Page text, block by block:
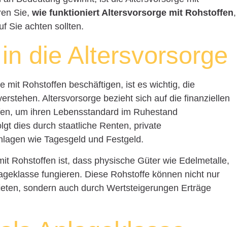
Sie,wie funktioniert Altersvorsorge mit Rohstoffen,
Sie achten sollten.
die Altersvorsorge
mit Rohstoffen beschäftigen, ist es wichtig, die
Altersvorsorge bezieht sich auf die finanziellen
um ihren Lebensstandard im Ruhestand
dies durch staatliche Renten, private
wie Tagesgeld und Festgeld.
Rohstoffen ist, dass physische Güter wie Edelmetalle,
fungieren. Diese Rohstoffe können nicht nur
sondern auch durch Wertsteigerungen Erträge